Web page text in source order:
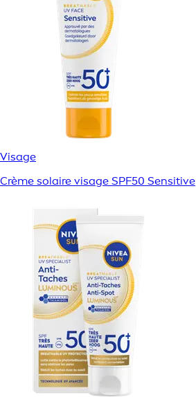
Visage
Crème solaire visage SPF50 Sensitive